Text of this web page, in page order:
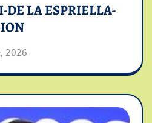
LA ESPRIELLA-
2026